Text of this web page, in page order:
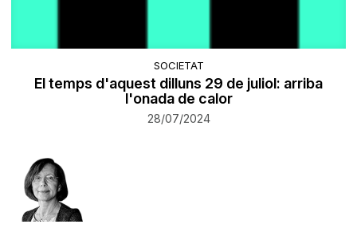
SOCIETAT
El temps d'aquest dilluns 29 de juliol: arriba
l'onada de calor
28/07/2024